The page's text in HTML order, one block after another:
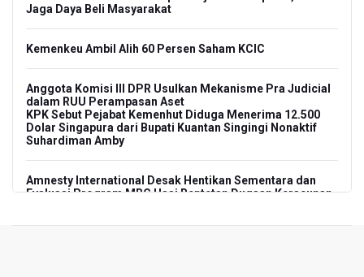
Jaga Daya Beli Masyarakat
Kemenkeu Ambil Alih 60 Persen Saham KCIC
Anggota Komisi III DPR Usulkan Mekanisme Pra Judicial
dalam RUU Perampasan Aset
KPK Sebut Pejabat Kemenhut Diduga Menerima 12.500
Dolar Singapura dari Bupati Kuantan Singingi Nonaktif
Suhardiman Amby
Amnesty International Desak Hentikan Sementara dan
Evaluasi Program MBG Usai Rentetan Dugaan Keracunan